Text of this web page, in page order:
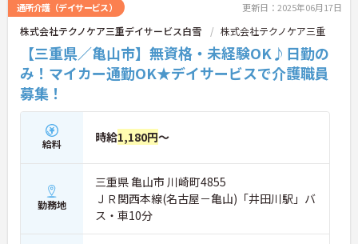
通所介護（デイサービス） 更新日：2025年06月17日
株式会社テクノケア三重デイサービス白雪 株式会社テクノケア三重
【三重県／亀山市】無資格・未経験OK♪日勤の
み！マイカー通勤OK★デイサービスで介護職員
募集！
給料 時給1,180円～
勤務地
三重県 亀山市 川崎町4855
ＪＲ関西本線(名古屋－亀山)「井田川駅」バ
ス・車10分